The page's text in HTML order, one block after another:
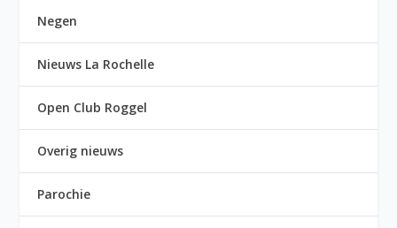
Negen
Nieuws La Rochelle
Open Club Roggel
Overig nieuws
Parochie